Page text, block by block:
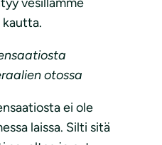
otossa
ei ole
laissa. Silti sitä